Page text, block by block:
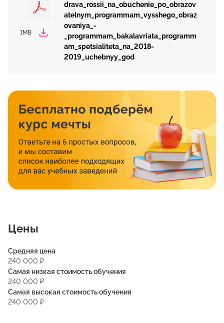
drava_rossii_na_obuchenie_po_obrazov
atelnym_programmam_vysshego_obraz
ovaniya_-
_programmam_bakalavriata_programm
am_spetsialiteta_na_2018-
2019_uchebnyy_god
1MB
Цены
Средняя цена
240 000 ₽
Самая низкая стоимость обучения
240 000 ₽
Самая высокая стоимость обучения
240 000 ₽